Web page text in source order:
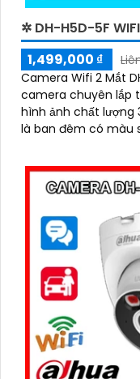
✲ DH-H5D-5F WIFI
1,499,000 ₫
Camera Wifi 2 Mắt
camera chuyên lắp
hình ảnh chất lượng
là ban đêm có màu
năng phát hiện